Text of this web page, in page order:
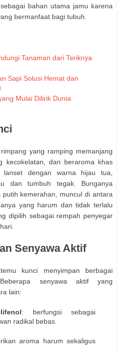
bahan utama jamu karena
bermanfaat bagi tubuh.
Tanaman dari Teriknya
Sapi Solusi Hemat dan
Mulai Dilirik Dunia
yang ramping memanjang
kecokelatan, dan beraroma khas
lanset dengan warna hijau tua,
dan tumbuh tegak. Bunganya
kemerahan, muncul di antara
yang harum dan tidak terlalu
dipilih sebagai rempah penyegar
Senyawa Aktif
kunci menyimpan berbagai
senyawa aktif yang
lain:
: berfungsi sebagai
radikal bebas.
aroma harum sekaligus